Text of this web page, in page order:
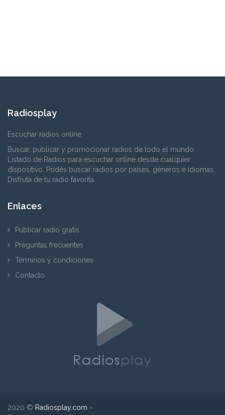
Radiosplay
Escuchar radios online
Buscar, publicar y promocionar radios de todo el mundo.
Listado de Radios para escuchar online desde cualquier
dispositivo. Podés buscar radios por países, géneros e idiomas.
Disfrutá de tu radio favorita.
Enlaces
Publicar radio gratis
Preguntas frecuentes
Términos y condiciones
Contacto
2020 © Radiosplay.com ~